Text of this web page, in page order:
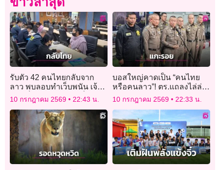
รับตัว 42 คนไทยกลับจาก
ลาว พบลอบทำเว็บพนัน เจ้า
หน้าที่คัดกรองไม่พบเป็น
เหยื่อค้ามนุษย์
10 กรกฎาคม 2569 22:43 น.
บอสใหญ่คาดเป็น “คนไทย
หรือคนลาว”! ตร.แถลงไล่ล่า
แก๊งเฮโรอีนแอร์สาว กบดาน
ประเทศเพื่อนบ้าน
10 กรกฎาคม 2569 22:33 น.